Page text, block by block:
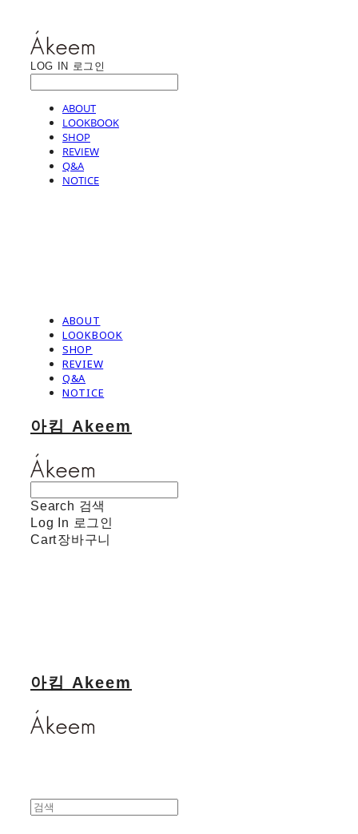
LOG IN 로그인
ABOUT
LOOKBOOK
SHOP
REVIEW
Q&A
NOTICE
ABOUT
LOOKBOOK
SHOP
REVIEW
Q&A
NOTICE
아킴 Akeem
Search 검색
Log In 로그인
Cart장바구니
아킴 Akeem